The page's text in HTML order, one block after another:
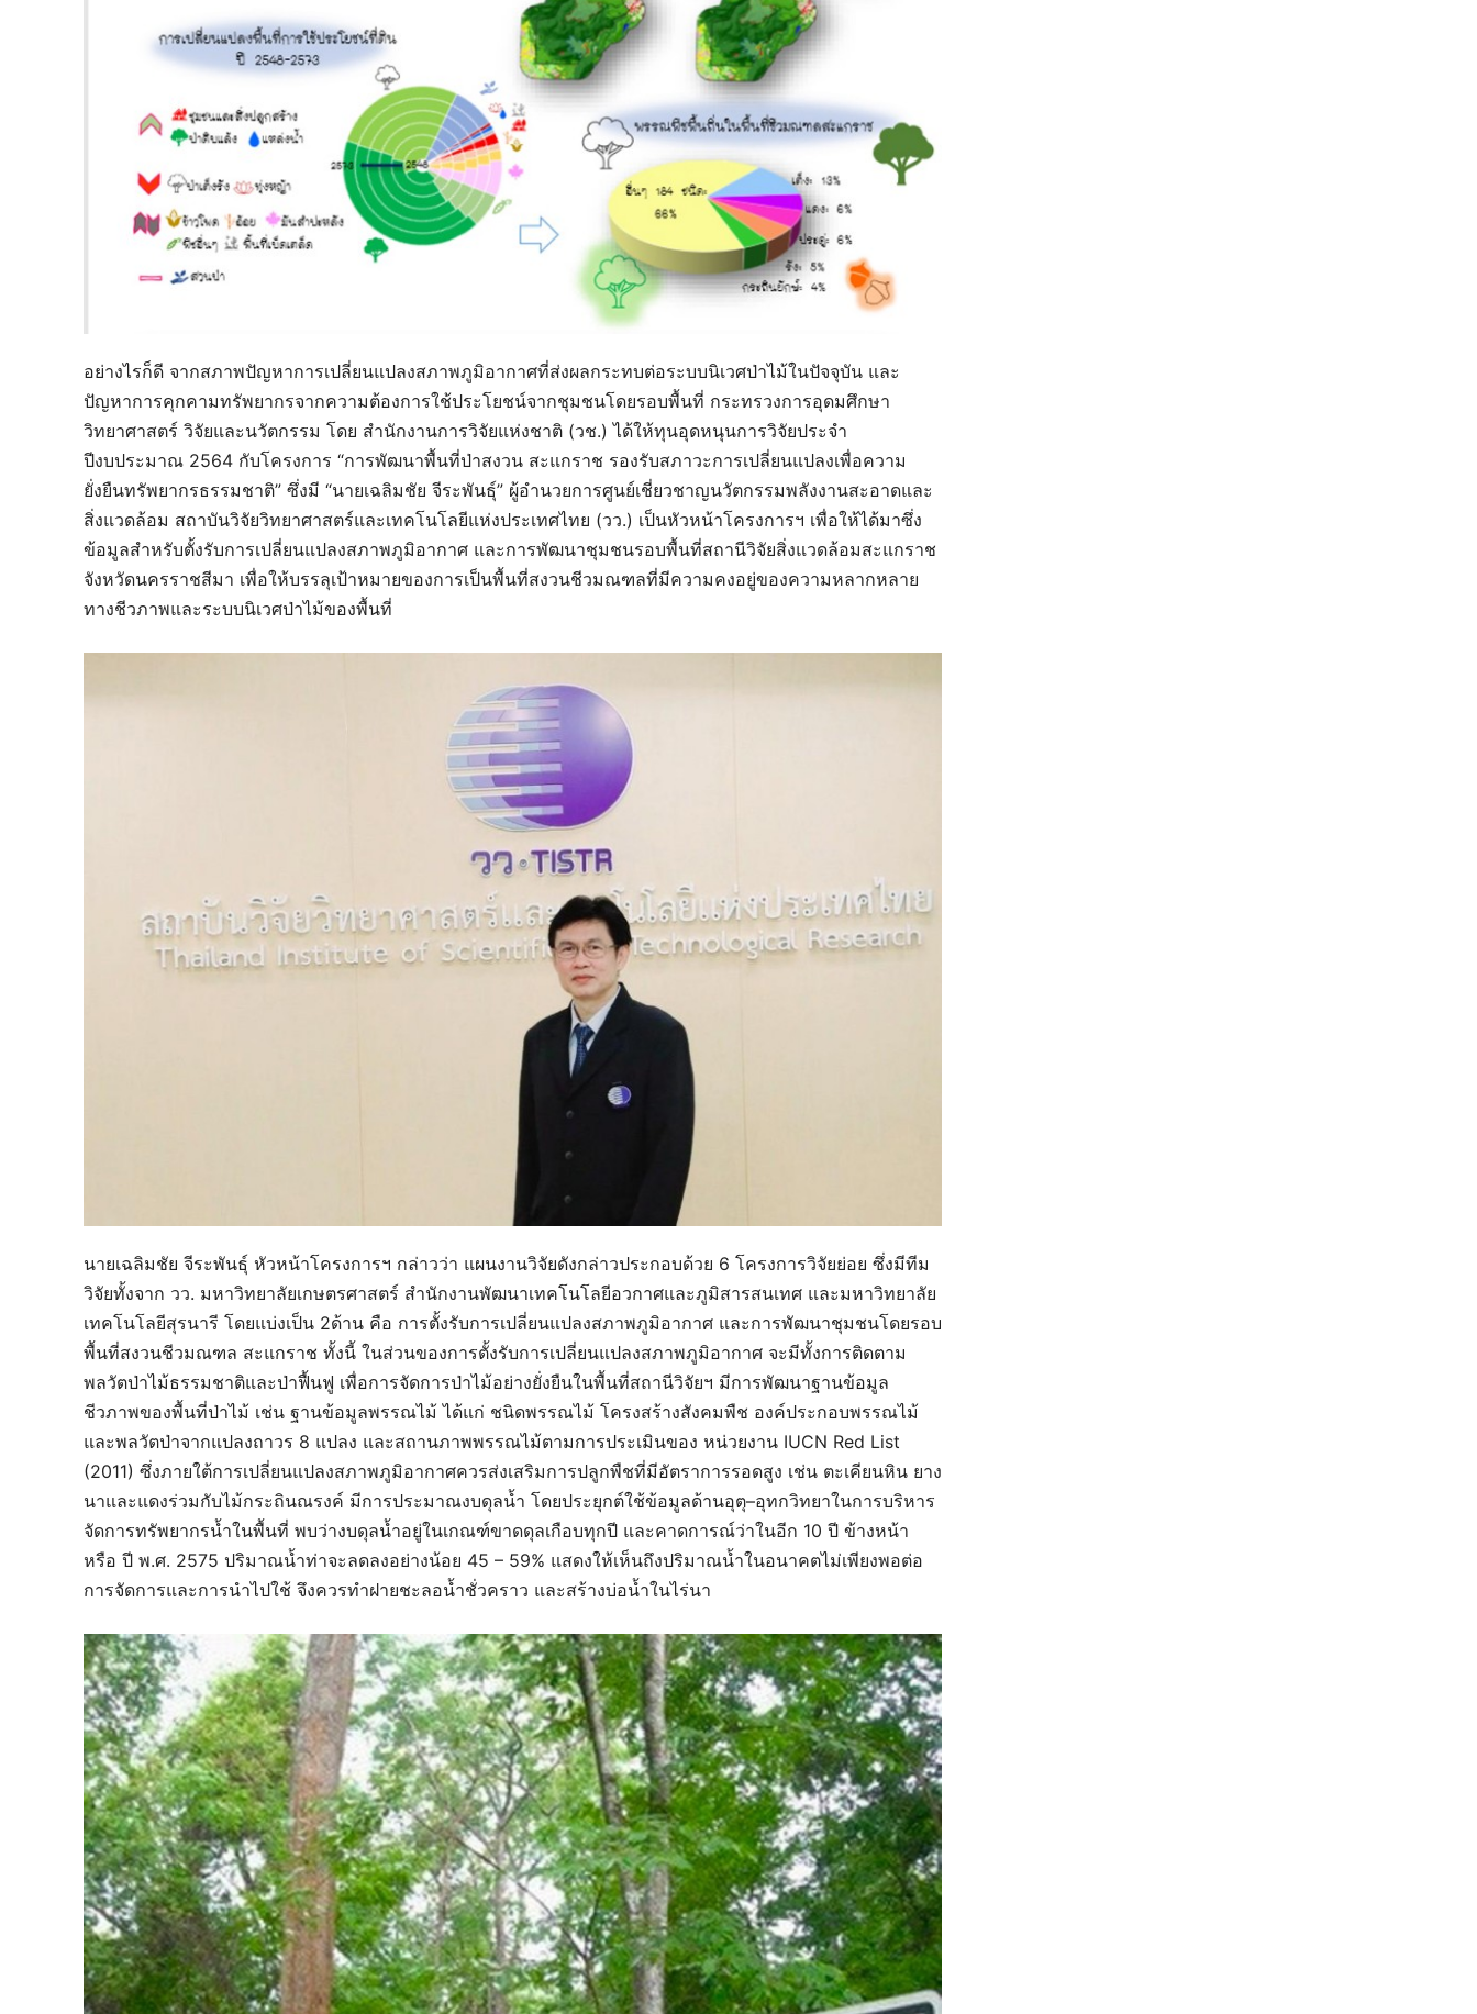
อย่างไรก็ดี จากสภาพปัญหาการเปลี่ยนแปลงสภาพภูมิอากาศที่ส่งผลกระทบต่อระบบนิเวศป่าไม้ในปัจจุบัน และ
ปัญหาการคุกคามทรัพยากรจากความต้องการใช้ประโยชน์จากชุมชนโดยรอบพื้นที่ กระทรวงการอุดมศึกษา
วิทยาศาสตร์ วิจัยและนวัตกรรม โดย สำนักงานการวิจัยแห่งชาติ (วช.) ได้ให้ทุนอุดหนุนการวิจัยประจำ
ปีงบประมาณ 2564 กับโครงการ “การพัฒนาพื้นที่ป่าสงวน สะแกราช รองรับสภาวะการเปลี่ยนแปลงเพื่อความ
ยั่งยืนทรัพยากรธรรมชาติ” ซึ่งมี “นายเฉลิมชัย จีระพันธุ์” ผู้อำนวยการศูนย์เชี่ยวชาญนวัตกรรมพลังงานสะอาดและ
สิ่งแวดล้อม สถาบันวิจัยวิทยาศาสตร์และเทคโนโลยีแห่งประเทศไทย (วว.) เป็นหัวหน้าโครงการฯ เพื่อให้ได้มาซึ่ง
ข้อมูลสำหรับตั้งรับการเปลี่ยนแปลงสภาพภูมิอากาศ และการพัฒนาชุมชนรอบพื้นที่สถานีวิจัยสิ่งแวดล้อมสะแกราช
จังหวัดนครราชสีมา เพื่อให้บรรลุเป้าหมายของการเป็นพื้นที่สงวนชีวมณฑลที่มีความคงอยู่ของความหลากหลาย
ทางชีวภาพและระบบนิเวศป่าไม้ของพื้นที่
นายเฉลิมชัย จีระพันธุ์ หัวหน้าโครงการฯ กล่าวว่า แผนงานวิจัยดังกล่าวประกอบด้วย 6 โครงการวิจัยย่อย ซึ่งมีทีม
วิจัยทั้งจาก วว. มหาวิทยาลัยเกษตรศาสตร์ สำนักงานพัฒนาเทคโนโลยีอวกาศและภูมิสารสนเทศ และมหาวิทยาลัย
เทคโนโลยีสุรนารี โดยแบ่งเป็น 2ด้าน คือ การตั้งรับการเปลี่ยนแปลงสภาพภูมิอากาศ และการพัฒนาชุมชนโดยรอบ
พื้นที่สงวนชีวมณฑล สะแกราช ทั้งนี้ ในส่วนของการตั้งรับการเปลี่ยนแปลงสภาพภูมิอากาศ จะมีทั้งการติดตาม
พลวัตป่าไม้ธรรมชาติและป่าฟื้นฟู เพื่อการจัดการป่าไม้อย่างยั่งยืนในพื้นที่สถานีวิจัยฯ มีการพัฒนาฐานข้อมูล
ชีวภาพของพื้นที่ป่าไม้ เช่น ฐานข้อมูลพรรณไม้ ได้แก่ ชนิดพรรณไม้ โครงสร้างสังคมพืช องค์ประกอบพรรณไม้
และพลวัตป่าจากแปลงถาวร 8 แปลง และสถานภาพพรรณไม้ตามการประเมินของ หน่วยงาน IUCN Red List
(2011) ซึ่งภายใต้การเปลี่ยนแปลงสภาพภูมิอากาศควรส่งเสริมการปลูกพืชที่มีอัตราการรอดสูง เช่น ตะเคียนหิน ยาง
นาและแดงร่วมกับไม้กระถินณรงค์ มีการประมาณงบดุลน้ำ โดยประยุกต์ใช้ข้อมูลด้านอุตุ–อุทกวิทยาในการบริหาร
จัดการทรัพยากรน้ำในพื้นที่ พบว่างบดุลน้ำอยู่ในเกณฑ์ขาดดุลเกือบทุกปี และคาดการณ์ว่าในอีก 10 ปี ข้างหน้า
หรือ ปี พ.ศ. 2575 ปริมาณน้ำท่าจะลดลงอย่างน้อย 45 – 59% แสดงให้เห็นถึงปริมาณน้ำในอนาคตไม่เพียงพอต่อ
การจัดการและการนำไปใช้ จึงควรทำฝายชะลอน้ำชั่วคราว และสร้างบ่อน้ำในไร่นา